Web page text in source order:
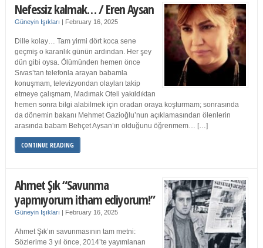
Nefessiz kalmak… / Eren Aysan
Güneyin Işıkları | February 16, 2025
Dille kolay… Tam yirmi dört koca sene
geçmiş o karanlık günün ardından. Her şey
dün gibi oysa. Ölümünden hemen önce
Sıvas’tan telefonla arayan babamla
konuşmam, televizyondan olayları takip
etmeye çalışmam, Madımak Oteli yakıldıktan
hemen sonra bilgi alabilmek için oradan oraya koşturmam; sonrasında
da dönemin bakanı Mehmet Gazioğlu’nun açıklamasından ölenlerin
arasında babam Behçet Aysan’ın olduğunu öğrenmem… […]
CONTINUE READING
Ahmet Şık “Savunma
yapmıyorum itham ediyorum!”
Güneyin Işıkları | February 16, 2025
Ahmet Şık’ın savunmasının tam metni:
Sözlerime 3 yıl önce, 2014’te yayımlanan